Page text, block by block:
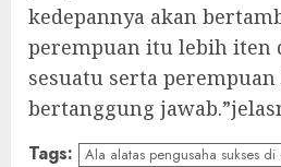
kedepannya akan
perempuan itu lebih iten
sesuatu serta
bertanggung
Tags: Ala alatas pengusaha sukses di